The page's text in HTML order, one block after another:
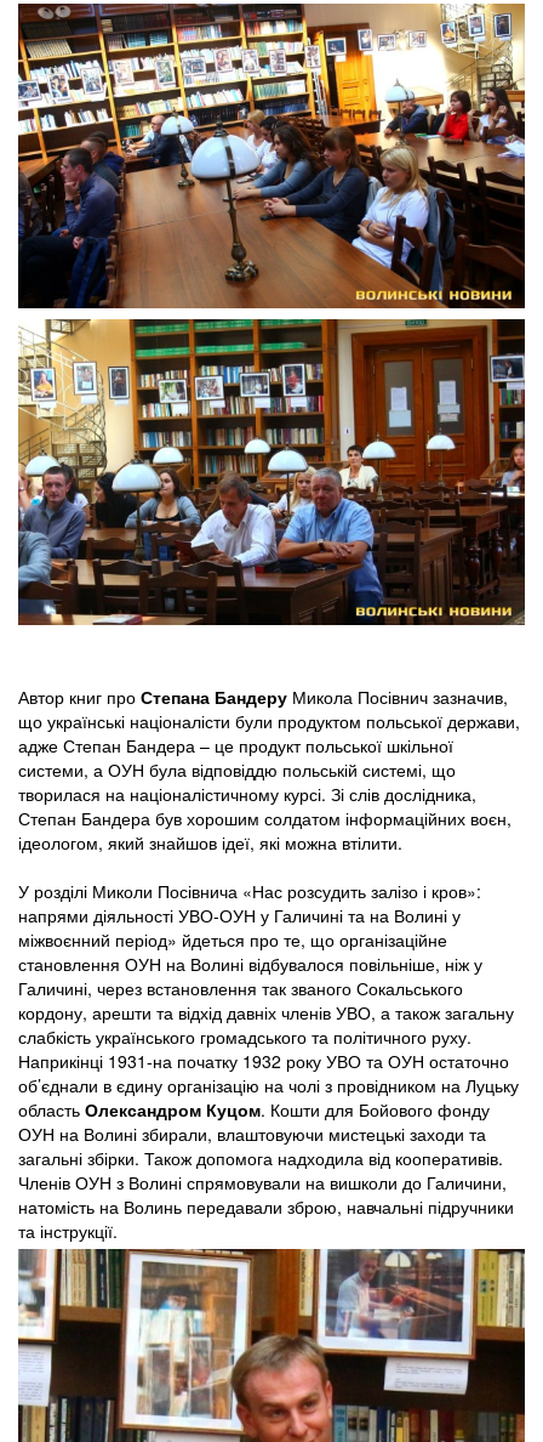
Автор книг про Степана Бандеру Микола Посівнич зазначив,
що українські націоналісти були продуктом польської держави,
адже Степан Бандера – це продукт польської шкільної
системи, а ОУН була відповіддю польській системі, що
творилася на націоналістичному курсі. Зі слів дослідника,
Степан Бандера був хорошим солдатом інформаційних воєн,
ідеологом, який знайшов ідеї, які можна втілити.
У розділі Миколи Посівнича «Нас розсудить залізо і кров»:
напрями діяльності УВО-ОУН у Галичині та на Волині у
міжвоєнний період» йдеться про те, що організаційне
становлення ОУН на Волині відбувалося повільніше, ніж у
Галичині, через встановлення так званого Сокальського
кордону, арешти та відхід давніх членів УВО, а також загальну
слабкість українського громадського та політичного руху.
Наприкінці 1931-на початку 1932 року УВО та ОУН остаточно
об’єднали в єдину організацію на чолі з провідником на Луцьку
область Олександром Куцом. Кошти для Бойового фонду
ОУН на Волині збирали, влаштовуючи мистецькі заходи та
загальні збірки. Також допомога надходила від кооперативів.
Членів ОУН з Волині спрямовували на вишколи до Галичини,
натомість на Волинь передавали зброю, навчальні підручники
та інструкції.